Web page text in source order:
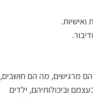
מרגישים, מה הם חושבים,
וביכולותיהם, ילדים